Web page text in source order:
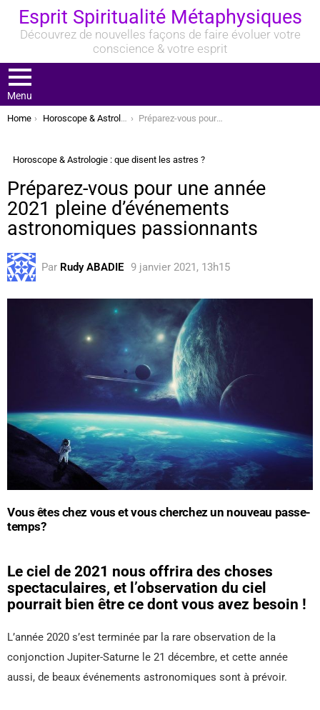
Esprit Spiritualité Métaphysiques
Découvrez de nouvelles façons de faire évoluer votre
conscience & votre esprit
Menu
You are here:
Home Horoscope & Astrologie : que disent les astres ? Préparez-vous pour une année 2021 pleine d’événements astronomiques passionnants
Horoscope & Astrologie : que disent les astres ?
Préparez-vous pour une année
2021 pleine d’événements
astronomiques passionnants
Par Rudy ABADIE 9 janvier 2021, 13h15
Vous êtes chez vous et vous cherchez un nouveau passe-
temps?
Le ciel de 2021 nous offrira des choses
spectaculaires, et l’observation du ciel
pourrait bien être ce dont vous avez besoin !
L’année 2020 s’est terminée par la rare observation de la
conjonction Jupiter-Saturne le 21 décembre, et cette année
aussi, de beaux événements astronomiques sont à prévoir.